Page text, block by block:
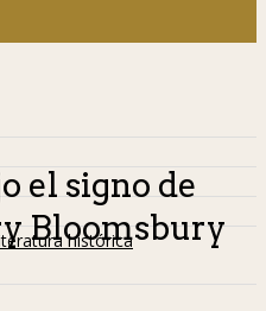
histórica
el signo de
Bloomsbury